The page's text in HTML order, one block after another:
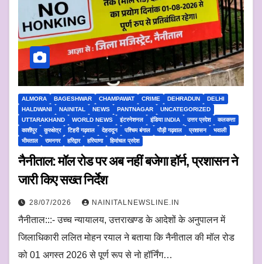
ALMORA BAGESHWAR CHAMPAWAT CRIME DEHRADUN
DELHI
HALDWANI
NAINITAL NEWS PANTNAGAR
UNCATEGORIZED
UTTARAKHAND
WORLD NEWS इंटरनेशनल इंडिया INDIA उत्तर प्रदेश
कलकत्ता
काशीपुर
कुरुक्षेत्र टिहरी गढ़वाल देहरादून पश्चिम बंगाल पौड़ी गढ़वाल प्रशासन
भवाली
भीमताल
रामनगर हरिद्वार हरियाणा हिमांचल प्रदेश
नैनीताल: मॉल रोड पर अब नहीं बजेगा हॉर्न, प्रशासन ने
जारी किए सख्त निर्देश
28/07/2026 NAINITALNEWSLINE.IN
नैनीताल:::- उच्च न्यायालय, उत्तराखण्ड के आदेशों के अनुपालन में
जिलाधिकारी ललित मोहन रयाल ने बताया कि नैनीताल की मॉल रोड
को 01 अगस्त 2026 से पूर्ण रूप से नो हॉर्निंग…